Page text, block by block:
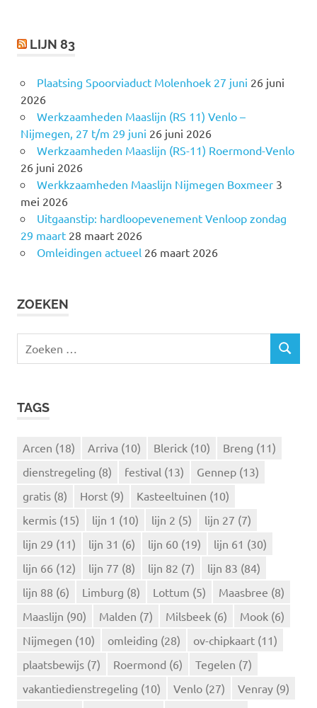
LIJN 83
Plaatsing Spoorviaduct Molenhoek 27 juni 26 juni
2026
Werkzaamheden Maaslijn (RS 11) Venlo –
Nijmegen, 27 t/m 29 juni 26 juni 2026
Werkzaamheden Maaslijn (RS-11) Roermond-Venlo
26 juni 2026
Werkkzaamheden Maaslijn Nijmegen Boxmeer 3
mei 2026
Uitgaanstip: hardloopevenement Venloop zondag
29 maart 28 maart 2026
Omleidingen actueel 26 maart 2026
ZOEKEN
e
Z
TAGS
Arcen (18) Arriva (10) Blerick (10) Breng (11)
dienstregeling (8) festival (13) Gennep (13)
gratis (8) Horst (9) Kasteeltuinen (10)
kermis (15) lijn 1 (10) lijn 2 (5) lijn 27 (7)
lijn 29 (11) lijn 31 (6) lijn 60 (19) lijn 61 (30)
lijn 66 (12) lijn 77 (8) lijn 82 (7) lijn 83 (84)
lijn 88 (6) Limburg (8) Lottum (5) Maasbree (8)
Maaslijn (90) Malden (7) Milsbeek (6) Mook (6)
Nijmegen (10) omleiding (28) ov-chipkaart (11)
plaatsbewijs (7) Roermond (6) Tegelen (7)
vakantiedienstregeling (10) Venlo (27) Venray (9)